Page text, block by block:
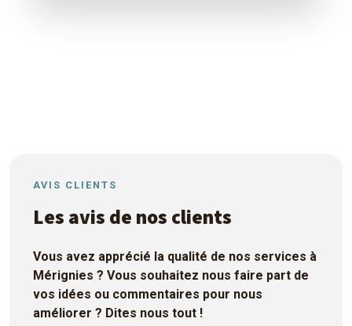
AVIS CLIENTS
Les avis de nos clients
Vous avez apprécié la qualité de nos services à
Mérignies ? Vous souhaitez nous faire part de
vos idées ou commentaires pour nous
améliorer ? Dites nous tout !